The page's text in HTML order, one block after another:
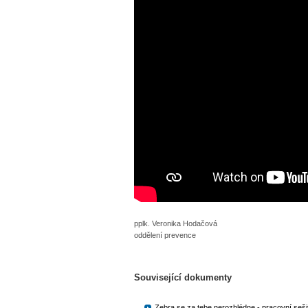
pplk. Veronika Hodačová
oddělení prevence
Související dokumenty